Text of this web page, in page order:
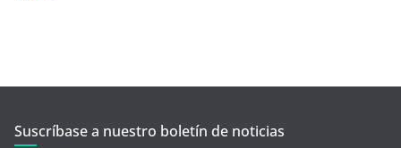
Suscríbase a nuestro boletín de noticias